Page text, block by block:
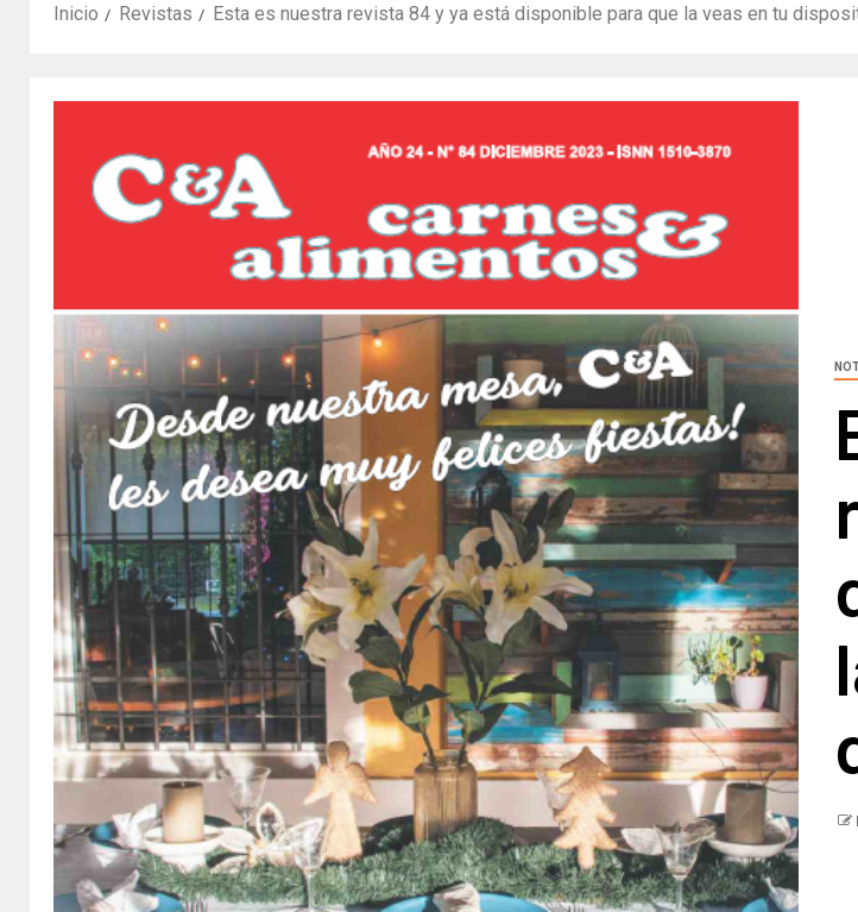
Inicio Revistas Esta es nuestra revista 84 y ya está disponible para que la veas en tu